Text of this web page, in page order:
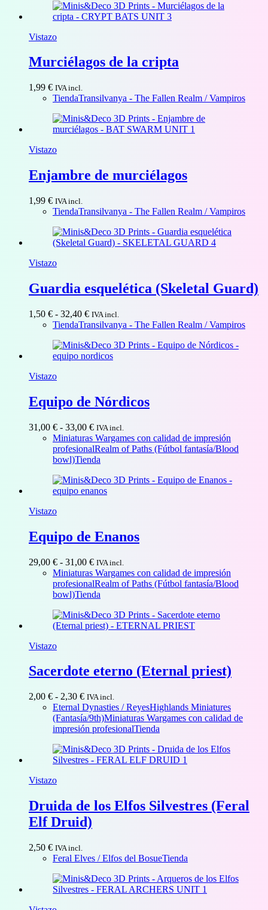
1,20 €
hasta
Vistazo
Murciélagos de la cripta
1,99 € IVA incl.
TiendaTransilvanya - The Fallen Realm / Vampiros
Vistazo
Enjambre de murciélagos
1,99 € IVA incl.
TiendaTransilvanya - The Fallen Realm / Vampiros
Vistazo
Guardia esquelética (Skeletal Guard)
1,50 € - 32,40 €Rango
de
desde
1,50 €
IVA incl.
TiendaTransilvanya - The Fallen Realm / Vampiros
Vistazo
Equipo de Nórdicos
31,00 € - 33,00 €Rango
de
precios:
desde
hasta
33,00 €
IVA incl.
Miniaturas Wargames con calidad de impresión
profesionalRealm of Paths (Fútbol fantasía/Blood
bowl)Tienda
Vistazo
Equipo de Enanos
29,00 € - 31,00 €Rango
de
precios:
desde
hasta
31,00 €
IVA incl.
Miniaturas Wargames con calidad de impresión
profesionalRealm of Paths (Fútbol fantasía/Blood
bowl)Tienda
Vistazo
Sacerdote eterno (Eternal priest)
2,00 € - 2,30 €Rango
de
precios:
desde
hasta
2,30 €
IVA incl.
Eternal Dynasties / ReyesHighlands Miniatures
(Fantasía/9th)Miniaturas Wargames con calidad de
impresión profesionalTienda
Vistazo
Druida de los Elfos Silvestres (Feral
Elf Druid)
2,50 € IVA incl.
Feral Elves / Elfos del BosueTienda